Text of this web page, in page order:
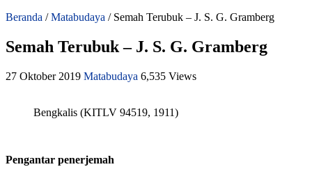
Beranda / Matabudaya / Semah Terubuk – J. S. G. Gramberg
Semah Terubuk – J. S. G. Gramberg
27 Oktober 2019 Matabudaya 6,535 Views
Bengkalis (KITLV 94519, 1911)
Pengantar penerjemah